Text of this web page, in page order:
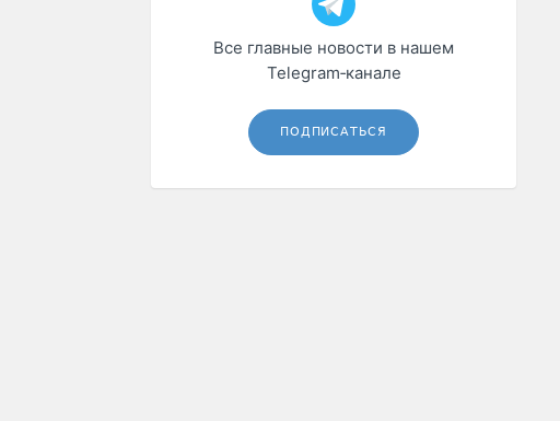
Все главные новости в нашем
Telegram‑канале
ПОДПИСАТЬСЯ